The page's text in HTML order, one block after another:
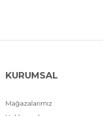
KURUMSAL
Mağazalarımız